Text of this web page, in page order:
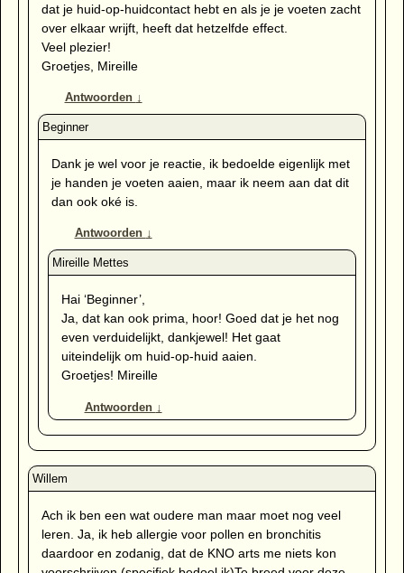
dat je huid-op-huidcontact hebt en als je je voeten zacht
over elkaar wrijft, heeft dat hetzelfde effect.
Veel plezier!
Groetjes, Mireille
Antwoorden ↓
Dank je wel voor je reactie, ik bedoelde eigenlijk met
je handen je voeten aaien, maar ik neem aan dat dit
dan ook oké is.
Antwoorden ↓
Hai ‘Beginner’,
Ja, dat kan ook prima, hoor! Goed dat je het nog
even verduidelijkt, dankjewel! Het gaat
uiteindelijk om huid-op-huid aaien.
Groetjes! Mireille
Antwoorden ↓
Ach ik ben een wat oudere man maar moet nog veel
leren. Ja, ik heb allergie voor pollen en bronchitis
daardoor en zodanig, dat de KNO arts me niets kon